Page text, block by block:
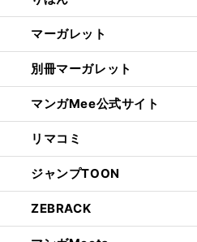
マーガレット
別冊マーガレット
マンガMee公式サイト
リマコミ
ジャンプTOON
ZEBRACK